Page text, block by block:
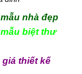
nhà đẹp
biệt thư
giá thiết kế